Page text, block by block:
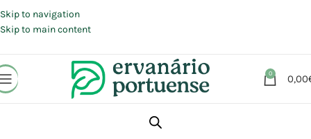
Skip to navigation
Skip to main content
0 0,00
Suplementos alimentares